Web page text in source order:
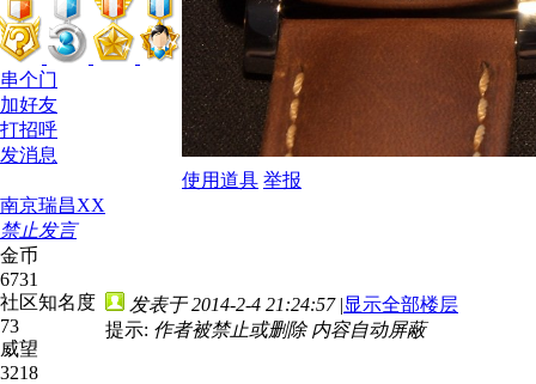
串个门
加好友
打招呼
发消息
使用道具 举报
南京瑞昌XX
禁止发言
金币
6731
社区知名度
73
威望
3218
发表于 2014-2-4 21:24:57 |显示全部楼层
提示: 作者被禁止或删除 内容自动屏蔽